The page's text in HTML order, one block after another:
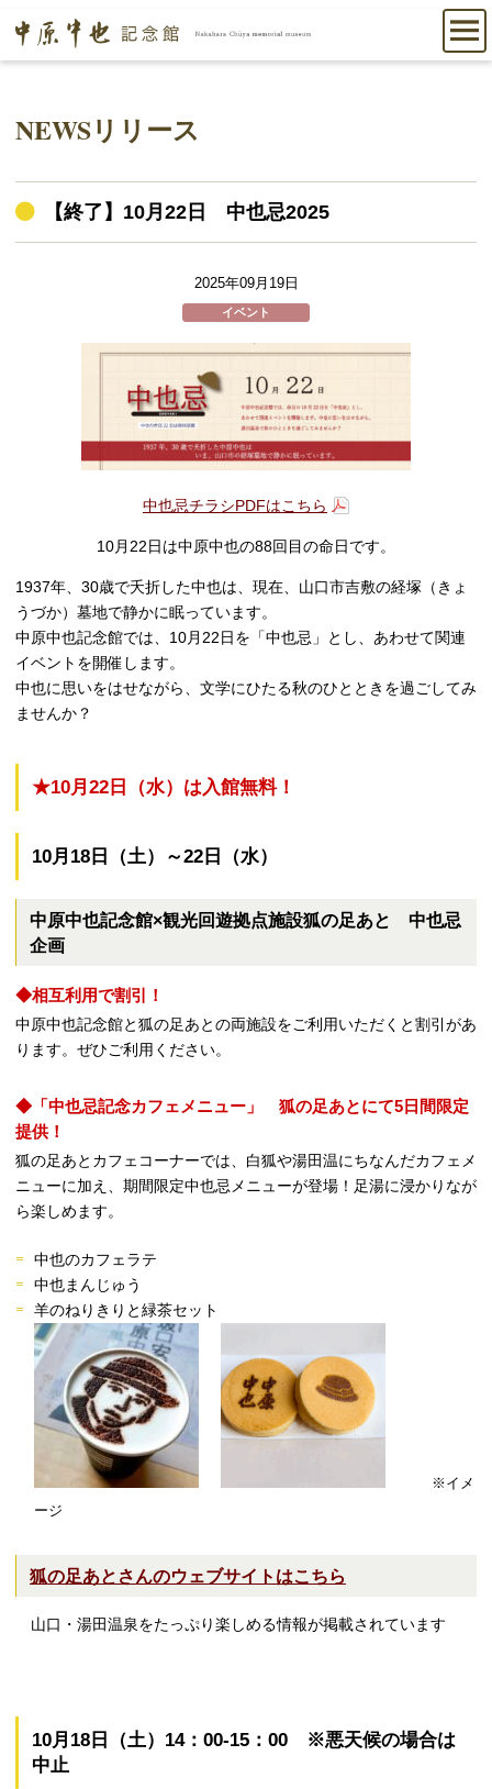
NEWSリリース
【終了】10月22日 中也忌2025
2025年09月19日
イベント
中也忌チラシPDFはこちら
10月22日は中原中也の88回目の命日です。
1937年、30歳で夭折した中也は、現在、山口市吉敷の経塚（きょ
うづか）墓地で静かに眠っています。
中原中也記念館では、10月22日を「中也忌」とし、あわせて関連
イベントを開催します。
中也に思いをはせながら、文学にひたる秋のひとときを過ごしてみ
ませんか？
★10月22日（水）は入館無料！
10月18日（土）～22日（水）
中原中也記念館×観光回遊拠点施設狐の足あと 中也忌
企画
◆相互利用で割引！
中原中也記念館と狐の足あとの両施設をご利用いただくと割引があ
ります。ぜひご利用ください。
◆「中也忌記念カフェメニュー」 狐の足あとにて5 日間限定
提供！
狐の足あとカフェコーナーでは、白狐や湯田温にちなんだカフェメ
ニューに加え、期間限定中也忌メニューが登場！足湯に浸かりなが
ら楽しめます。
中也のカフェラテ
中也まんじゅう
羊のねりきりと緑茶セット
※イメ
ージ
狐の足あとさんのウェブサイトはこちら
山口・湯田温泉をたっぷり楽しめる情報が掲載されています
10月18日（土）14：00-15：00 ※悪天候の場合は
中止